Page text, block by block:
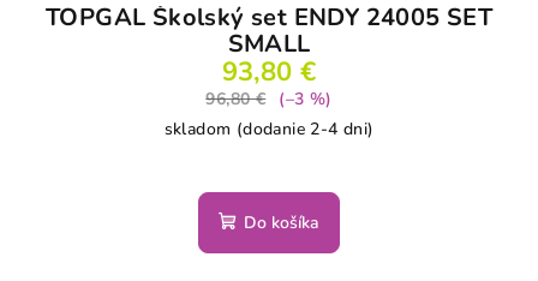
TOPGAL Školský set ENDY 24005 SET
SMALL
93,80 €
96,80 €
(–3 %)
skladom (dodanie 2-4 dni)
Do košíka